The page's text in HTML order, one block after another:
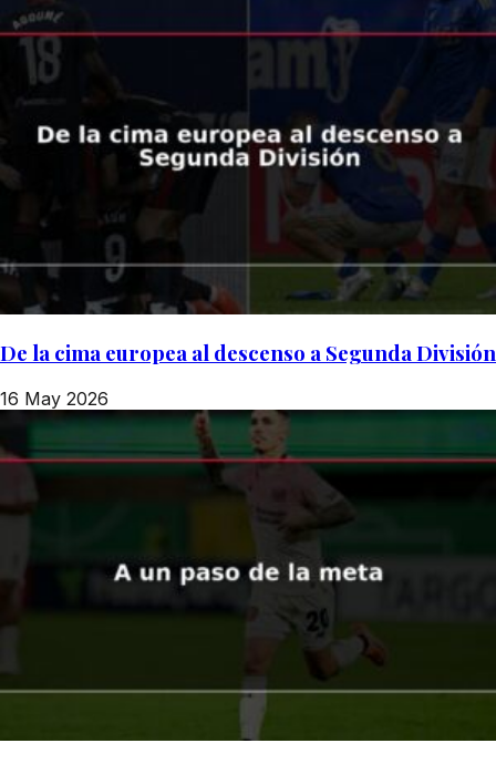
De la cima europea al descenso a Segunda División
16 May 2026